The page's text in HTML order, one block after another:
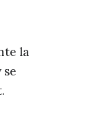
la
se